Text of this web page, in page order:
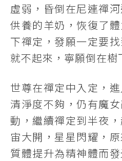
虛弱，昏倒在尼連禪
供養的羊奶，恢復了
下禪定，發願一定要
就不起來，寧願倒在樹
世尊在禪定中入定，
清淨度不夠，仍有魔
動，繼續禪定到半夜
宙大開，星星閃耀，
質體提升為精神體而